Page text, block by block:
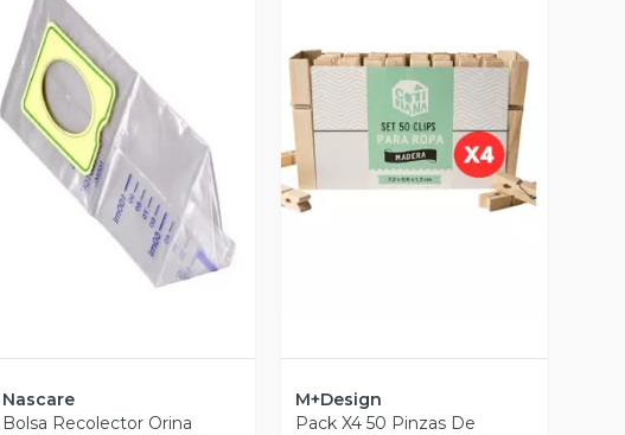
Vista Previa
Nascare
Bolsa Recolector Orina
Vista Previa
M+Design
Pack X4 50 Pinzas De